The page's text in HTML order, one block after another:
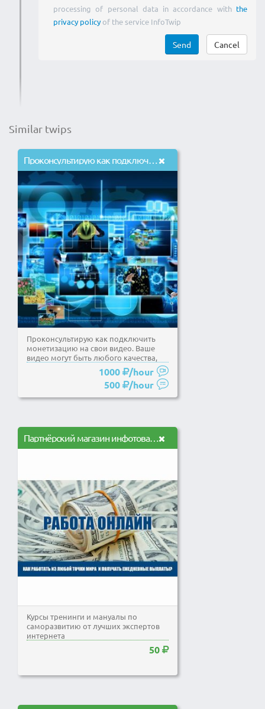
processing of personal data in accordance with the
privacy policyof the service InfoTwip
Send Cancel
Similar twips
Проконсультирую как подключить монетизацию на свои видео
Проконсультирую как подключить
монетизацию на свои видео. Ваше
видео могут быть любого качества,
1000
/hour
500
/hour
Партнёрский магазин инфотоваров
Курсы тренинги и мануалы по
саморазвитию от лучших экспертов
интернета
50